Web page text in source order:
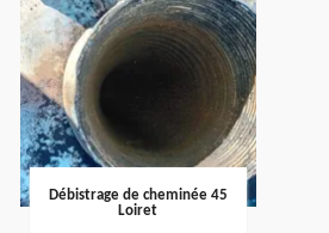
Débistrage de cheminée 45
Loiret